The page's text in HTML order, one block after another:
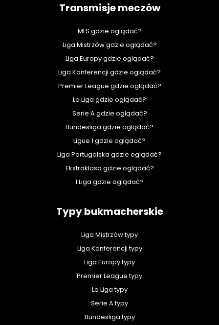
Transmisje meczów
MLS gdzie oglądać?
Liga Mistrzów gdzie oglądać?
Liga Europy gdzie oglądać?
Liga Konferencji gdzie oglądać?
Premier League gdzie oglądać?
La Liga gdzie oglądać?
Serie A gdzie oglądać?
Bundesliga gdzie oglądać?
Ligue 1 gdzie oglądać?
Liga Portugalska gdzie oglądać?
Ekstraklasa gdzie oglądać?
1 Liga gdzie oglądać?
Typy bukmacherskie
Liga Mistrzów typy
Liga Konferencji typy
Liga Europy typy
Premier League typy
La Liga typy
Serie A typy
Bundesliga typy